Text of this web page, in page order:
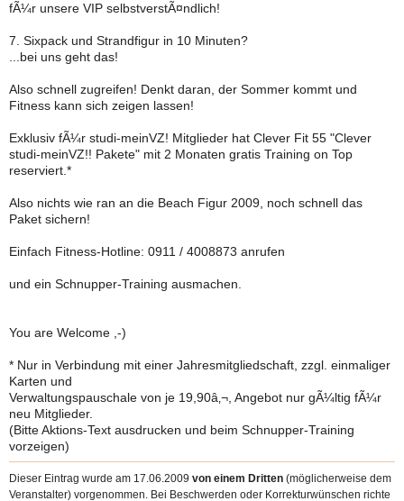
fÃ¼r unsere VIP selbstverstÃ¤ndlich!
7. Sixpack und Strandfigur in 10 Minuten?
...bei uns geht das!
Also schnell zugreifen! Denkt daran, der Sommer kommt und
Fitness kann sich zeigen lassen!
Exklusiv fÃ¼r studi-meinVZ! Mitglieder hat Clever Fit 55 "Clever
studi-meinVZ!! Pakete" mit 2 Monaten gratis Training on Top
reserviert.*
Also nichts wie ran an die Beach Figur 2009, noch schnell das
Paket sichern!
Einfach Fitness-Hotline: 0911 / 4008873 anrufen
und ein Schnupper-Training ausmachen.
You are Welcome ,-)
* Nur in Verbindung mit einer Jahresmitgliedschaft, zzgl. einmaliger
Karten und
Verwaltungspauschale von je 19,90â‚¬, Angebot nur gÃ¼ltig fÃ¼r
neu Mitglieder.
(Bitte Aktions-Text ausdrucken und beim Schnupper-Training
vorzeigen)
Dieser Eintrag wurde am 17.06.2009 von einem Dritten (möglicherweise dem
Veranstalter) vorgenommen. Bei Beschwerden oder Korrekturwünschen richte